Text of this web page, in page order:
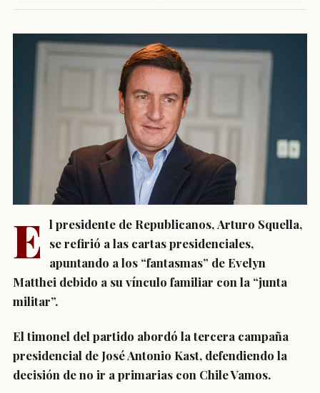
E l presidente de Republicanos,Arturo Squella,
se refirió a las cartas presidenciales,
apuntando a los “fantasmas” de Evelyn
Matthei debido a su vínculo familiar con la “junta
militar”.
El timonel del partido abordó la tercera campaña
presidencial de José Antonio Kast, defendiendo la
decisión de no ir a primarias con Chile Vamos.